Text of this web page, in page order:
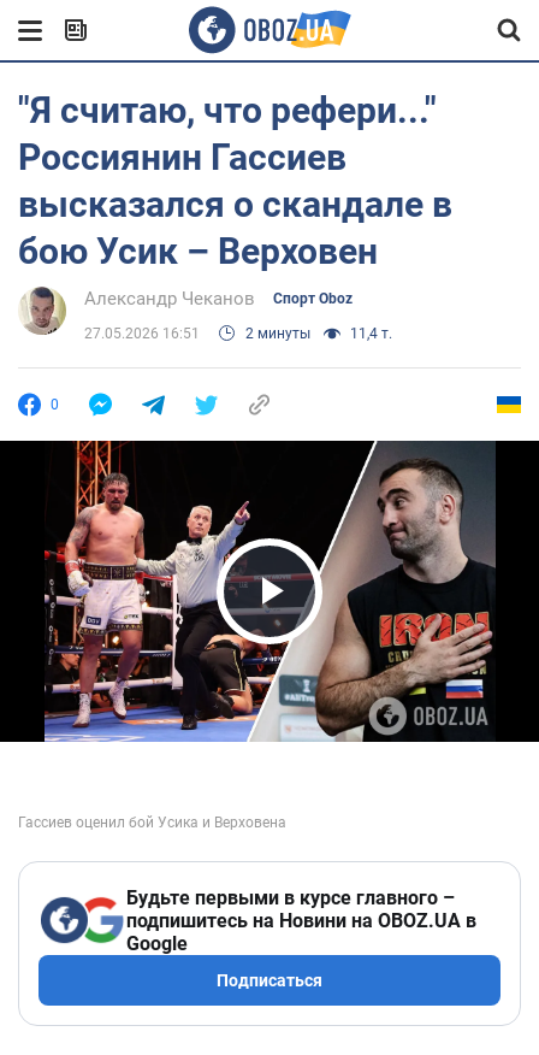
"Я считаю, что рефери..."
Россиянин Гассиев
высказался о скандале в
бою Усик – Верховен
Александр Чеканов Спорт Oboz
27.05.2026 16:51 2 минуты 11,4 т.
0
Play Video
Будьте первыми в курсе главного –
подпишитесь на Новини на OBOZ.UA в
Google
Подписаться